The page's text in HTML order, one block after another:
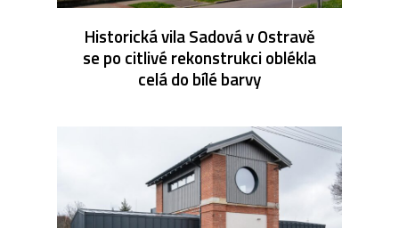
Historická vila Sadová v Ostravě
se po citlivé rekonstrukci oblékla
celá do bílé barvy